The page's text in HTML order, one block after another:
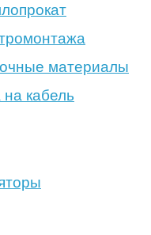
материалы
кабель